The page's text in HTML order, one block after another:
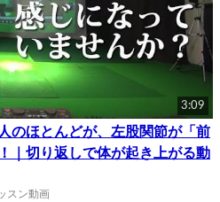
3:09
のほとんどが、左股関節が「前
｜切り返しで体が起き上がる動
スン動画